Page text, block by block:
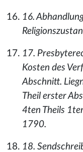
16.
17.
Kosten des
Abschnitt.
Theil erster
4ten Theils
1790.
18.